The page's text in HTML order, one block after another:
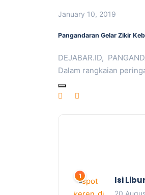
January 10, 2019
Pangandaran Gelar Zikir
DEJABAR.ID,
Dalam rangkaian
Isi